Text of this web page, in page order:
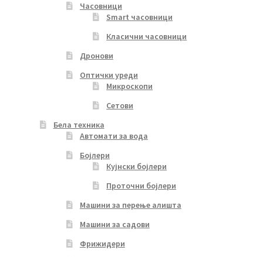
Часовници
Smart часовници
Класични часовници
Дронови
Оптички уреди
Микроскопи
Сетови
Бела техника
Автомати за вода
Бојлери
Кујнски бојлери
Проточни бојлери
Машини за перење алишта
Машини за садови
Фрижидери